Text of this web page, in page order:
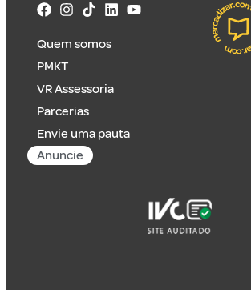
Quem somos
PMKT
VR Assessoria
Parcerias
Envie uma pauta
Anuncie